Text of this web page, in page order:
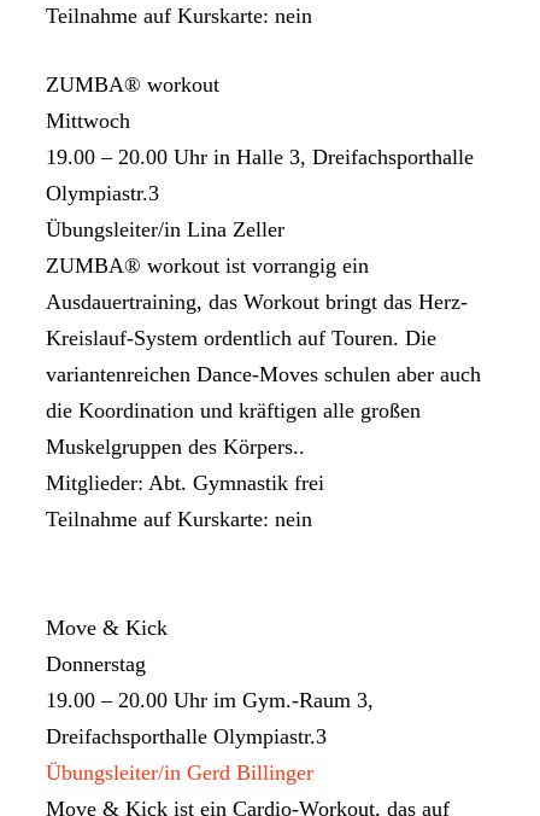
Teilnahme auf Kurskarte: nein
ZUMBA® workout
Mittwoch
19.00 – 20.00 Uhr in Halle 3, Dreifachsporthalle
Olympiastr.3
Übungsleiter/in Lina Zeller
ZUMBA® workout ist vorrangig ein
Ausdauertraining, das Workout bringt das Herz-
Kreislauf-System ordentlich auf Touren. Die
variantenreichen Dance-Moves schulen aber auch
die Koordination und kräftigen alle großen
Muskelgruppen des Körpers..
Mitglieder: Abt. Gymnastik frei
Teilnahme auf Kurskarte: nein
Move & Kick
Donnerstag
19.00 – 20.00 Uhr im Gym.-Raum 3,
Dreifachsporthalle Olympiastr.3
Übungsleiter/in Gerd Billinger
Move & Kick ist ein Cardio-Workout, das auf